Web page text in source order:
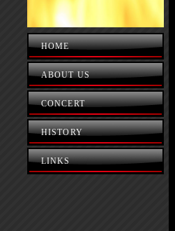
HOME
ABOUT US
CONCERT
HISTORY
LINKS